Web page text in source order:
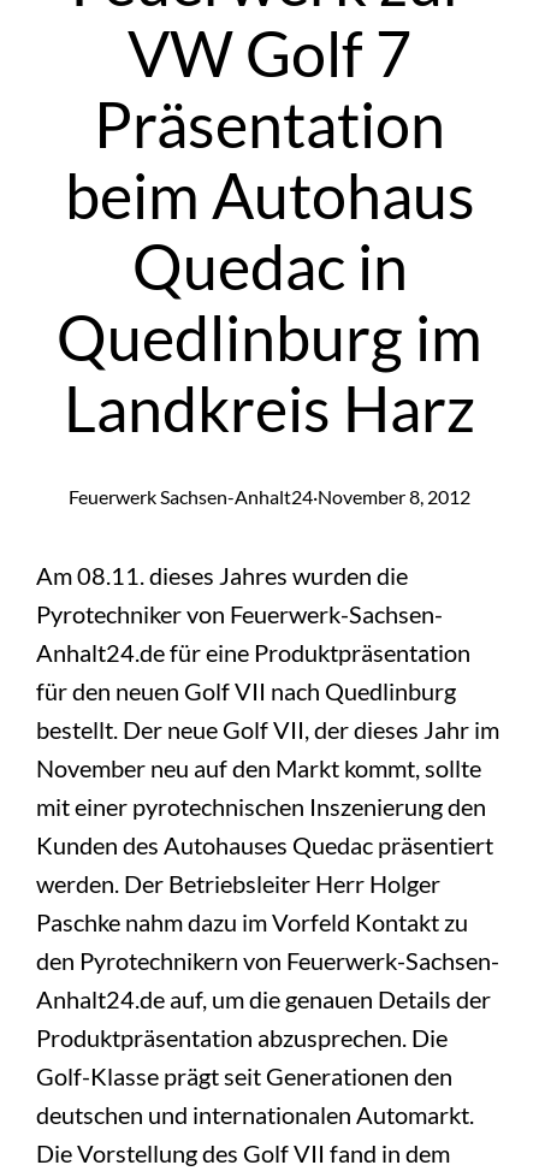
VW Golf 7
Präsentation
beim Autohaus
Quedac in
Quedlinburg im
Landkreis Harz
Feuerwerk Sachsen-Anhalt24·November 8, 2012
Am 08.11. dieses Jahres wurden die
Pyrotechniker von Feuerwerk-Sachsen-
Anhalt24.de für eine Produktpräsentation
für den neuen Golf VII nach Quedlinburg
bestellt. Der neue Golf VII, der dieses Jahr im
November neu auf den Markt kommt, sollte
mit einer pyrotechnischen Inszenierung den
Kunden des Autohauses Quedac präsentiert
werden. Der Betriebsleiter Herr Holger
Paschke nahm dazu im Vorfeld Kontakt zu
den Pyrotechnikern von Feuerwerk-Sachsen-
Anhalt24.de auf, um die genauen Details der
Produktpräsentation abzusprechen. Die
Golf-Klasse prägt seit Generationen den
deutschen und internationalen Automarkt.
Die Vorstellung des Golf VII fand in dem